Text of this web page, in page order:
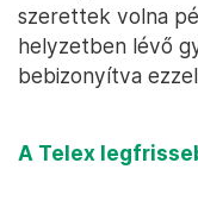
szerettek volna
helyzetben lévő
bebizonyítva
A Telex